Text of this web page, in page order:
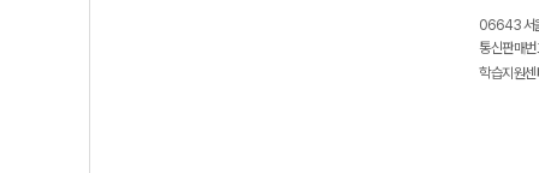
06643 서
통신판매
학습지원